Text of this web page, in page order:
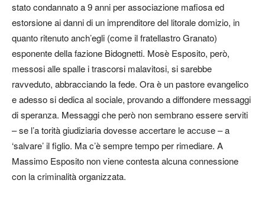
stato condannato a 9 anni per associazione mafiosa ed
estorsione ai danni di un imprenditore del litorale domizio, in
quanto ritenuto anch’egli (come il fratellastro Granato)
esponente della fazione Bidognetti. Mosè Esposito, però,
messosi alle spalle i trascorsi malavitosi, si sarebbe
ravveduto, abbracciando la fede. Ora è un pastore evangelico
e adesso si dedica al sociale, provando a diffondere messaggi
di speranza. Messaggi che però non sembrano essere serviti
– se l’a torità giudiziaria dovesse accertare le accuse – a
‘salvare’ il figlio. Ma c’è sempre tempo per rimediare. A
Massimo Esposito non viene contesta alcuna connessione
con la criminalità organizzata.